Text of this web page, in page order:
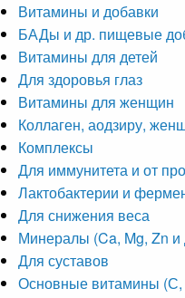
Витамины и добавки
БАДы и др. пищевые
Витамины для детей
Для здоровья глаз
Витамины для женщин
Коллаген, аодзиру,
Комплексы
Для иммунитета и от
Лактобактерии и
Для снижения веса
Минералы (Ca, Mg, Zn и
Для суставов
Основные витамины (С,